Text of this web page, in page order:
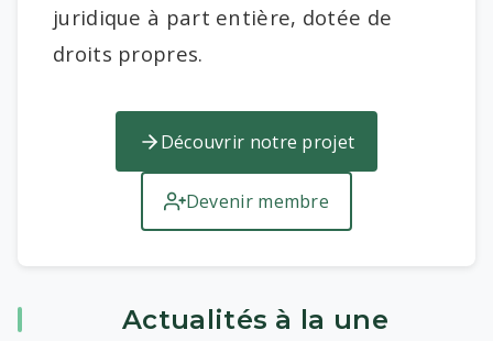
juridique à part entière, dotée de
droits propres.
Découvrir notre projet
Devenir membre
Actualités à la une